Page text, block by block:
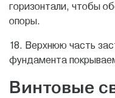
горизонтали, чтобы
опоры.
18. Верхнюю часть
фундамента
Винтовые